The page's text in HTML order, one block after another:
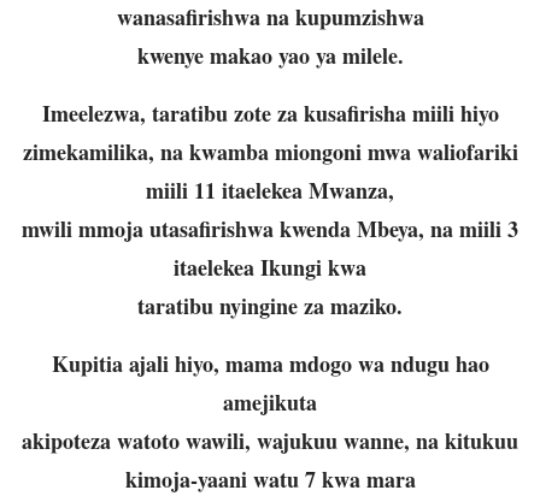
wanasafirishwa na kupumzishwa
kwenye makao yao ya milele.
Imeelezwa, taratibu zote za kusafirisha miili hiyo
zimekamilika, na kwamba miongoni mwa waliofariki
miili 11 itaelekea Mwanza,
mwili mmoja utasafirishwa kwenda Mbeya, na miili 3
itaelekea Ikungi kwa
taratibu nyingine za maziko.
Kupitia ajali hiyo, mama mdogo wa ndugu hao
amejikuta
akipoteza watoto wawili, wajukuu wanne, na kitukuu
kimoja-yaani watu 7 kwa mara